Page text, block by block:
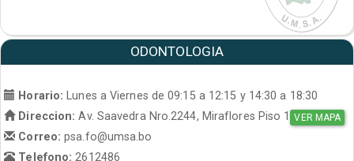
ODONTOLOGIA
Horario: Lunes a Viernes de 09:15 a 12:15 y 14:30 a 18:30
Direccion: Av. Saavedra Nro.2244, Miraflores Piso 1 VER MAPA
Correo:psa.fo@umsa.bo
Telefono:2612486